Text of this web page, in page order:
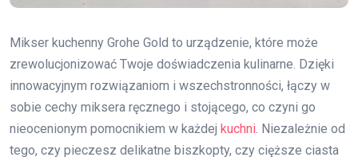
Mikser kuchenny Grohe Gold to urządzenie, które może
zrewolucjonizować Twoje doświadczenia kulinarne. Dzięki
innowacyjnym rozwiązaniom i wszechstronności, łączy w
sobie cechy miksera ręcznego i stojącego, co czyni go
nieocenionym pomocnikiem w każdej kuchni. Niezależnie od
tego, czy pieczesz delikatne biszkopty, czy cięższe ciasta